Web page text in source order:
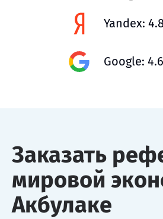
Yandex: 4.8
Google: 4.6
Заказать
мировой
Акбулаке